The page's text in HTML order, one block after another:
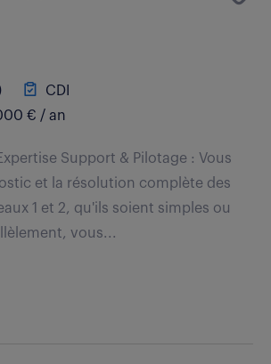
CDI
€ / an
Support & Pilotage : Vous
et la résolution complète des
1 et 2, qu'ils soient simples ou
vous...